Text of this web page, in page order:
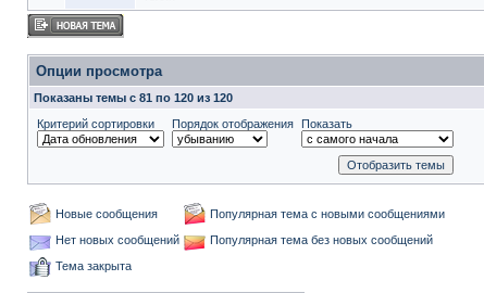
Опции просмотра
Показаны темы с 81 по 120 из 120
Критерий сортировки
Порядок отображения Показать
Новые сообщения
Популярная тема с новыми сообщениями
Нет новых сообщений
Популярная тема без новых сообщений
Тема закрыта